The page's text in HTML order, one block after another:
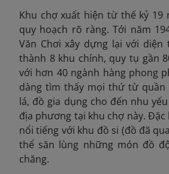
Khu chợ xuất hiện từ thế kỷ 19
quy hoạch rõ ràng. Tới năm
Văn Chơi xây dựng lại với diện
thành 8 khu chính, quy tụ gần
với hơn 40 ngành hàng phong
dàng tìm thấy mọi thứ từ quần
lá, đồ gia dụng cho đến nhu
địa phương tại khu chợ này. Đặc
nổi tiếng với khu đồ si (đồ đã
thể săn lùng những món đồ
chăng.